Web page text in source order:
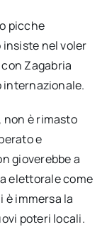
picche
insiste nel voler
Zagabria
internazionale.
non è rimasto
e
gioverebbe a
elettorale come
immersa la
poteri locali.